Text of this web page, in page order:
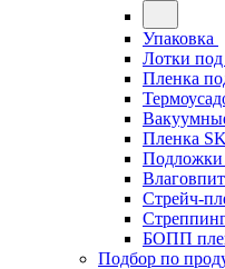
Упаковка
Лотки под
Пленка
Пленка
Подложки
Стрейч-
БОПП
Подбор по